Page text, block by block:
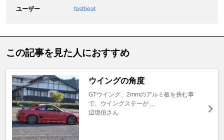
ユーザー
fastbeat
この記事を見た人におすすめ
ウイングの角度
GTウイング、2mmのアルミ板を挟む事
で、ウイングステーが ...
辺境伯さん